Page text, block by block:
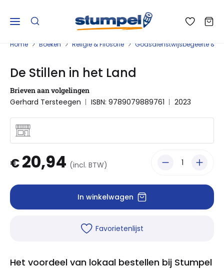
Home Boeken Religie & Filosofie Godsdienstwijsbegeerte &
De Stillen in het Land
Brieven aan volgelingen
Gerhard Tersteegen ISBN: 9789079889761 2023
€20,94 (incl. BTW)
In winkelwagen
Favorietenlijst
Het voordeel van lokaal bestellen bij Stumpel